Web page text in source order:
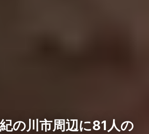
の川市周辺に81人の